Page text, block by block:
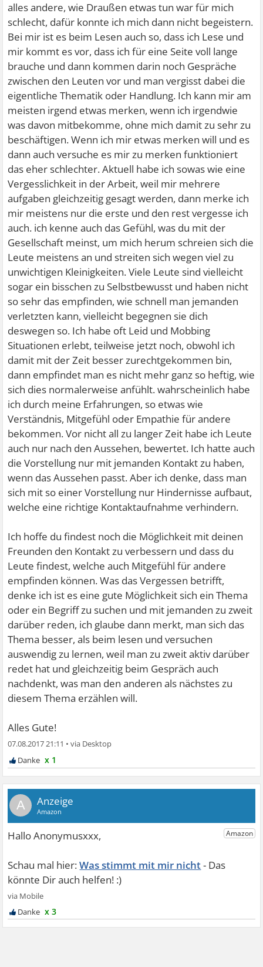
alles andere, wie Draußen etwas tun war für mich
schlecht, dafür konnte ich mich dann nicht begeistern.
Bei mir ist es beim Lesen auch so, dass ich Lese und
mir kommt es vor, dass ich für eine Seite voll lange
brauche und dann kommen darin noch Gespräche
zwischen den Leuten vor und man vergisst dabei die
eigentliche Thematik oder Handlung. Ich kann mir am
meisten irgend etwas merken, wenn ich irgendwie
was davon mitbekomme, ohne mich damit zu sehr zu
beschäftigen. Wenn ich mir etwas merken will und es
dann auch versuche es mir zu merken funktioniert
das eher schlechter. Aktuell habe ich sowas wie eine
Vergesslichkeit in der Arbeit, weil mir mehrere
aufgaben gleichzeitig gesagt werden, dann merke ich
mir meistens nur die erste und den rest vergesse ich
auch. ich kenne auch das Gefühl, was du mit der
Gesellschaft meinst, um mich herum schreien sich die
Leute meistens an und streiten sich wegen viel zu
unwichtigen Kleinigkeiten. Viele Leute sind vielleicht
sogar ein bisschen zu Selbstbewusst und haben nicht
so sehr das empfinden, wie schnell man jemanden
verletzten kann, vielleicht begegnen sie dich
deswegen so. Ich habe oft Leid und Mobbing
Situationen erlebt, teilweise jetzt noch, obwohl ich
damit mit der Zeit besser zurechtgekommen bin,
dann empfindet man es nicht mehr ganz so heftig, wie
sich dies normalerweise anfühlt. wahrscheinlich habe
ich durch meine Erfahrungen, so etwas wie
Verständnis, Mitgefühl oder Empathie für andere
bekommen. Vor nicht all zu langer Zeit habe ich Leute
auch nur nach den Aussehen, bewertet. Ich hatte auch
die Vorstellung nur mit jemanden Kontakt zu haben,
wenn das Aussehen passt. Aber ich denke, dass man
sich mit so einer Vorstellung nur Hindernisse aufbaut,
welche eine richtige Kontaktaufnahme verhindern.
Ich hoffe du findest noch die Möglichkeit mit deinen
Freunden den Kontakt zu verbessern und dass du
Leute findest, welche auch Mitgefühl für andere
empfinden können. Was das Vergessen betrifft,
denke ich ist es eine gute Möglichkeit sich ein Thema
oder ein Begriff zu suchen und mit jemanden zu zweit
darüber reden, ich glaube dann merkt, man sich das
Thema besser, als beim lesen und versuchen
auswendig zu lernen, weil man zu zweit aktiv darüber
redet hat und gleichzeitig beim Gespräch auch
nachdenkt, was man den anderen als nächstes zu
diesem Thema erzählen will.
Alles Gute!
07.08.2017 21:11 •
x 1
A
Was stimmt mit mir nicht
x 3